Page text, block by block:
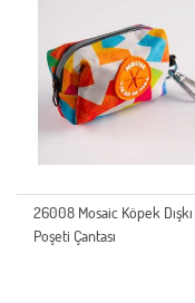
26008 Mosaic Köpek Dışkı
Poşeti Çantası